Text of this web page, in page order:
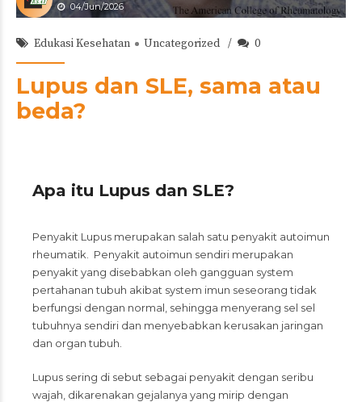
04/Jun/2026
Edukasi Kesehatan Uncategorized 0
Lupus dan SLE, sama atau
beda?
Apa itu Lupus dan SLE?
Penyakit Lupus merupakan salah satu penyakit autoimun
rheumatik. Penyakit autoimun sendiri merupakan
penyakit yang disebabkan oleh gangguan system
pertahanan tubuh akibat system imun seseorang tidak
berfungsi dengan normal, sehingga menyerang sel sel
tubuhnya sendiri dan menyebabkan kerusakan jaringan
dan organ tubuh.
Lupus sering di sebut sebagai penyakit dengan seribu
wajah, dikarenakan gejalanya yang mirip dengan